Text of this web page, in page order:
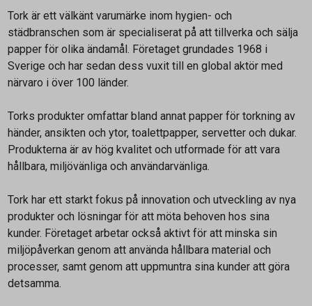
Tork är ett välkänt varumärke inom hygien- och
städbranschen som är specialiserat på att tillverka och sälja
papper för olika ändamål. Företaget grundades 1968 i
Sverige och har sedan dess vuxit till en global aktör med
närvaro i över 100 länder.
Torks produkter omfattar bland annat papper för torkning av
händer, ansikten och ytor, toalettpapper, servetter och dukar.
Produkterna är av hög kvalitet och utformade för att vara
hållbara, miljövänliga och användarvänliga.
Tork har ett starkt fokus på innovation och utveckling av nya
produkter och lösningar för att möta behoven hos sina
kunder. Företaget arbetar också aktivt för att minska sin
miljöpåverkan genom att använda hållbara material och
processer, samt genom att uppmuntra sina kunder att göra
detsamma.